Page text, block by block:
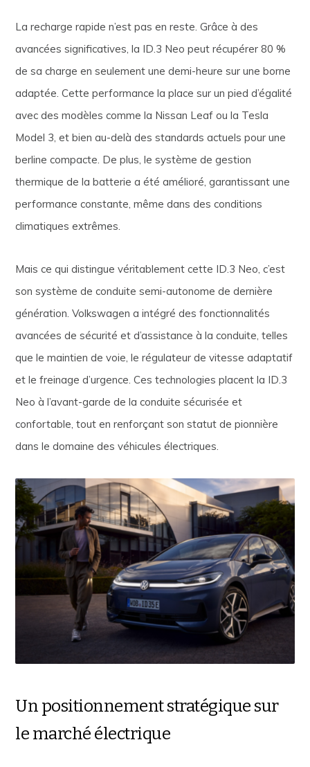
La recharge rapide n’est pas en reste. Grâce à des
avancées significatives, la ID.3 Neo peut récupérer 80 %
de sa charge en seulement une demi-heure sur une borne
adaptée. Cette performance la place sur un pied d’égalité
avec des modèles comme la Nissan Leaf ou la Tesla
Model 3, et bien au-delà des standards actuels pour une
berline compacte. De plus, le système de gestion
thermique de la batterie a été amélioré, garantissant une
performance constante, même dans des conditions
climatiques extrêmes.
Mais ce qui distingue véritablement cette ID.3 Neo, c’est
son système de conduite semi-autonome de dernière
génération. Volkswagen a intégré des fonctionnalités
avancées de sécurité et d’assistance à la conduite, telles
que le maintien de voie, le régulateur de vitesse adaptatif
et le freinage d’urgence. Ces technologies placent la ID.3
Neo à l’avant-garde de la conduite sécurisée et
confortable, tout en renforçant son statut de pionnière
dans le domaine des véhicules électriques.
Un positionnement stratégique sur
le marché électrique